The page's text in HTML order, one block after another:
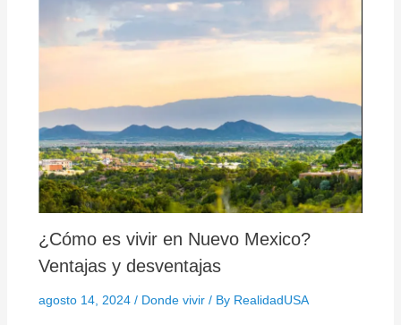
¿Cómo es vivir en Nuevo Mexico?
Ventajas y desventajas
agosto 14, 2024 / Donde vivir/ By RealidadUSA